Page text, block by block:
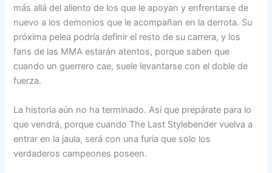
más allá del aliento de los que le apoyan y enfrentarse de
nuevo a los demonios que le acompañan en la derrota. Su
próxima pelea podría definir el resto de su carrera, y los
fans de las MMA estarán atentos, porque saben que
cuando un guerrero cae, suele levantarse con el doble de
fuerza.
La historia aún no ha terminado. Así que prepárate para lo
que vendrá, porque cuando The Last Stylebender vuelva a
entrar en la jaula, será con una furia que solo los
verdaderos campeones poseen.